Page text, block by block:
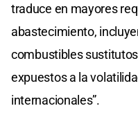
traduce en mayores
abastecimiento,
combustibles
expuestos a la
internacionales”.